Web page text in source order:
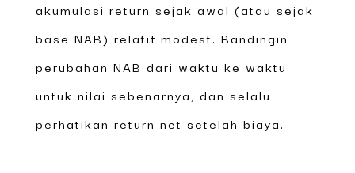
akumulasi return sejak awal (atau sejak
base NAB) relatif modest. Bandingin
perubahan NAB dari waktu ke waktu
untuk nilai sebenarnya, dan selalu
perhatikan return net setelah biaya.